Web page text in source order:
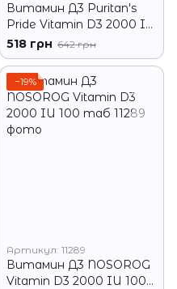
Витамин Д3 Puritan's
Pride Vitamin D3 2000 IU
200 гел капсул
518 грн 642 грн
−19%
Артикул: 11289
Витамин Д3 NOSOROG
Vitamin D3 2000 IU 100